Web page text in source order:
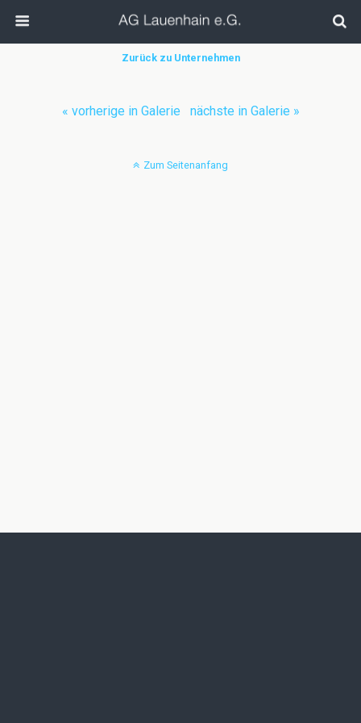
Zurück zu Unternehmen
« vorherige in Galerie nächste in Galerie »
Zum Seitenanfang